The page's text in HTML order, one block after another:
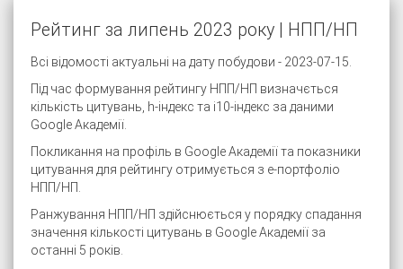
Рейтинг за липень 2023 року | НПП/НП
Всі відомості актуальні на дату побудови - 2023-07-15.
Під час формування рейтингу НПП/НП визначється
кількість цитувань, h-індекс та i10-індекс за даними
Google Академії.
Покликання на профіль в Google Академії та показники
цитування для рейтингу отримується з е-портфоліо
НПП/НП.
Ранжування НПП/НП здійснюється у порядку спадання
значення кількості цитувань в Google Академії за
останні 5 років.